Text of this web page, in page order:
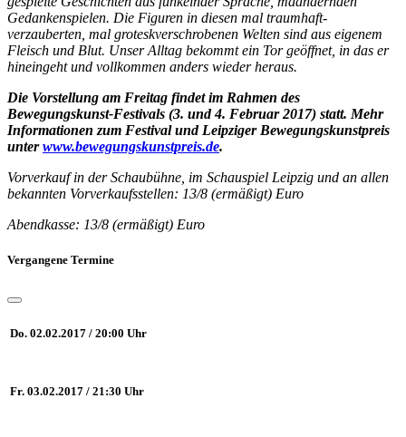
Gedankenspielen. Die Figuren in diesen mal traumhaft-
verzauberten, mal groteskverschrobenen Welten sind aus eigenem
Fleisch und Blut. Unser Alltag bekommt ein Tor geöffnet, in das er
hineingeht und vollkommen anders wieder heraus.
Die Vorstellung am Freitag findet im Rahmen des
Bewegungskunst-Festivals (3. und 4. Februar 2017) statt. Mehr
Informationen zum Festival und Leipziger Bewegungskunstpreis
unterwww.bewegungskunstpreis.de.
Vorverkauf in der Schaubühne, im Schauspiel Leipzig und an allen
bekannten Vorverkaufsstellen: 13/8 (ermäßigt) Euro
Abendkasse: 13/8 (ermäßigt) Euro
Vergangene Termine
Do. 02.02.2017 / 20:00 Uhr
Fr. 03.02.2017 / 21:30 Uhr